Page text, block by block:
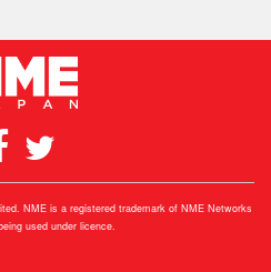
NME is a registered trademark of NME Networks
used under licence.